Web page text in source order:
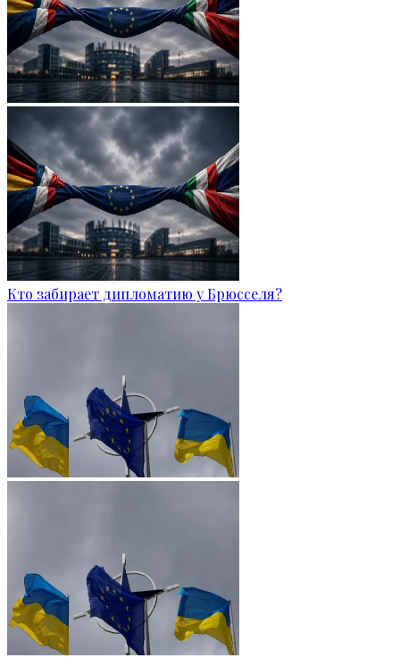
Кто забирает дипломатию у Брюсселя?